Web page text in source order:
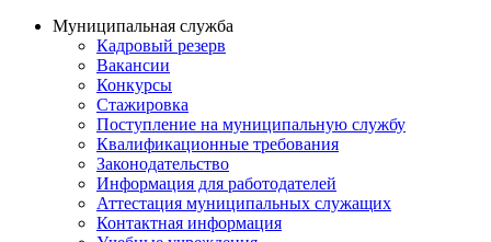
Муниципальная служба
Кадровый резерв
Вакансии
Конкурсы
Стажировка
Поступление на муниципальную службу
Квалификационные требования
Законодательство
Информация для работодателей
Аттестация муниципальных служащих
Контактная информация